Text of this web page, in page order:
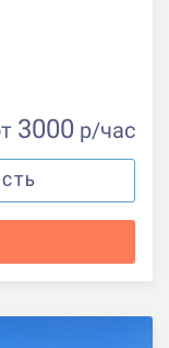
3000 р/час